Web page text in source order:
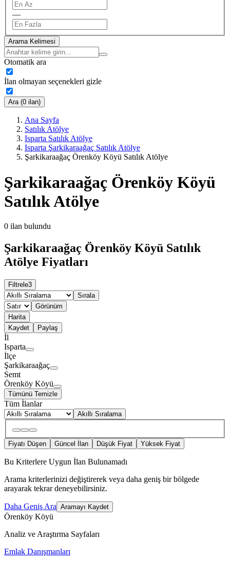
—
Arama Kelimesi
Otomatik ara
İlan olmayan seçenekleri gizle
Ara (0 ilan)
Ana Sayfa
Satılık Atölye
Isparta Satılık Atölye
Isparta Şarkikaraağaç Satılık Atölye
Şarkikaraağaç Örenköy Köyü Satılık Atölye
Şarkikaraağaç Örenköy Köyü
Satılık Atölye
0 ilan bulundu
Şarkikaraağaç Örenköy Köyü Satılık
Atölye Fiyatları
Filtrele3
Sırala
Görünüm
Harita
Kaydet
Paylaş
İl
Isparta
İlçe
Şarkikaraağaç
Semt
Örenköy Köyü
Tümünü Temizle
Tüm İlanlar
Akıllı Sıralama
Fiyatı Düşen Güncel İlan Düşük Fiyat Yüksek Fiyat
Bu Kriterlere Uygun İlan Bulunamadı
Arama kriterlerinizi değiştirerek veya daha geniş bir bölgede
arayarak tekrar deneyebilirsiniz.
Daha Geniş Ara Aramayı Kaydet
Örenköy Köyü
Analiz ve Araştırma Sayfaları
Emlak Danışmanları